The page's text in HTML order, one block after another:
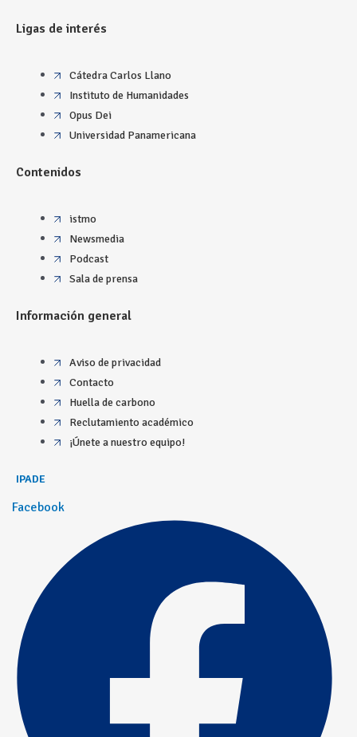
Ligas de interés
Cátedra Carlos Llano
Instituto de Humanidades
Opus Dei
Universidad Panamericana
Contenidos
istmo
Newsmedia
Podcast
Sala de prensa
Información general
Aviso de privacidad
Contacto
Huella de carbono
Reclutamiento académico
¡Únete a nuestro equipo!
IPADE
Facebook